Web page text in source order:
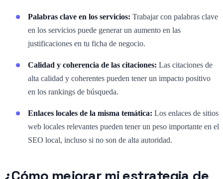
Palabras clave en los servicios: Trabajar con palabras clave
en los servicios puede generar un aumento en las
justificaciones en tu ficha de negocio.
Calidad y coherencia de las citaciones: Las citaciones de
alta calidad y coherentes pueden tener un impacto positivo
en los rankings de búsqueda.
Enlaces locales de la misma temática: Los enlaces de sitios
web locales relevantes pueden tener un peso importante en el
SEO local, incluso si no son de alta autoridad.